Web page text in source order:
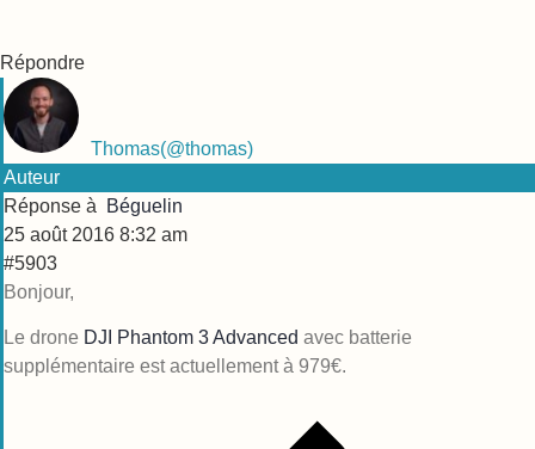
Répondre
Thomas(@thomas)
Auteur
Réponse à
Béguelin
25 août 2016 8:32 am
#5903
Bonjour,
Le drone DJI Phantom 3 Advanced avec batterie
supplémentaire est actuellement à 979€.